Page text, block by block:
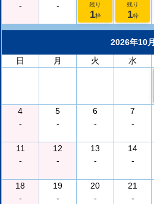
-
-
残り
1枠
残り
1枠
2026年10月
日
月 火 水
4
-
5
-
6
-
7
-
11
-
12
-
13
-
14
-
18
-
19
-
20
-
21
-